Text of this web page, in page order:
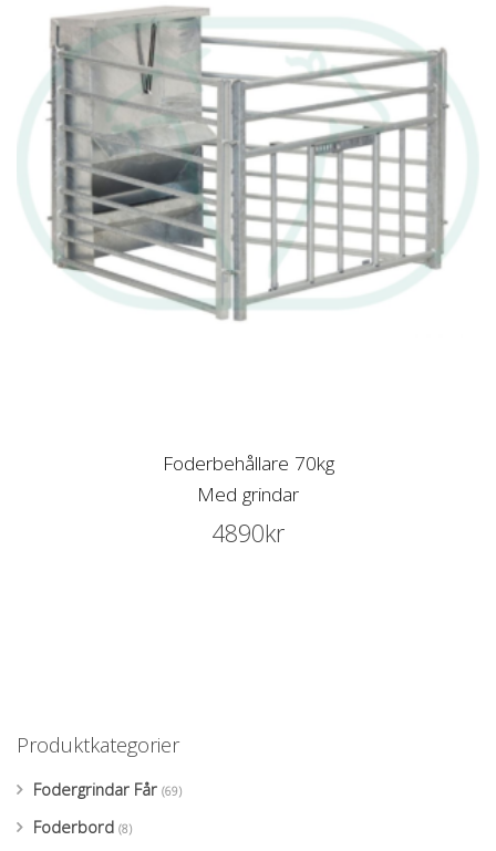
Foderbehållare 70kg
Med grindar
4890kr
Produktkategorier
Fodergrindar Får (69)
Foderbord (8)